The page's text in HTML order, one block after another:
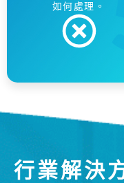
如何處理。
行業解決